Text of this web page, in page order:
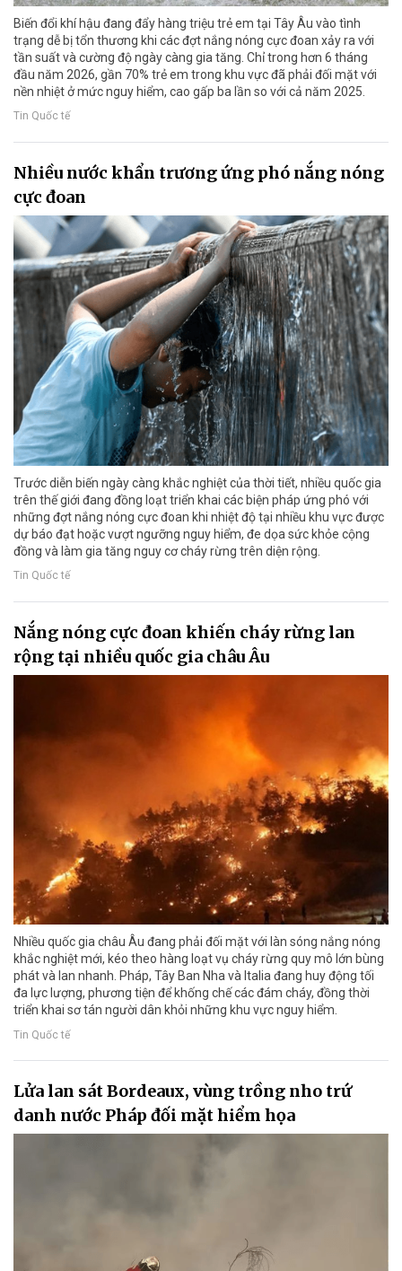
Biến đổi khí hậu đang đẩy hàng triệu trẻ em tại Tây Âu vào tình
trạng dễ bị tổn thương khi các đợt nắng nóng cực đoan xảy ra với
tần suất và cường độ ngày càng gia tăng. Chỉ trong hơn 6 tháng
đầu năm 2026, gần 70% trẻ em trong khu vực đã phải đối mặt với
nền nhiệt ở mức nguy hiểm, cao gấp ba lần so với cả năm 2025.
Tin Quốc tế
Nhiều nước khẩn trương ứng phó nắng nóng
cực đoan
Trước diễn biến ngày càng khắc nghiệt của thời tiết, nhiều quốc gia
trên thế giới đang đồng loạt triển khai các biện pháp ứng phó với
những đợt nắng nóng cực đoan khi nhiệt độ tại nhiều khu vực được
dự báo đạt hoặc vượt ngưỡng nguy hiểm, đe dọa sức khỏe cộng
đồng và làm gia tăng nguy cơ cháy rừng trên diện rộng.
Tin Quốc tế
Nắng nóng cực đoan khiến cháy rừng lan
rộng tại nhiều quốc gia châu Âu
Nhiều quốc gia châu Âu đang phải đối mặt với làn sóng nắng nóng
khắc nghiệt mới, kéo theo hàng loạt vụ cháy rừng quy mô lớn bùng
phát và lan nhanh. Pháp, Tây Ban Nha và Italia đang huy động tối
đa lực lượng, phương tiện để khống chế các đám cháy, đồng thời
triển khai sơ tán người dân khỏi những khu vực nguy hiểm.
Tin Quốc tế
Lửa lan sát Bordeaux, vùng trồng nho trứ
danh nước Pháp đối mặt hiểm họa